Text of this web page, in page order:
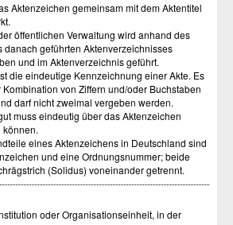
Aktenzeichen gemeinsam mit dem Aktentitel
öffentlichen Verwaltung wird anhand des
danach geführten Aktenverzeichnisses
und im Aktenverzeichnis geführt.
die eindeutige Kennzeichnung einer Akte. Es
von Ziffern und/oder Buchstaben
darf nicht zweimal vergeben werden.
muss eindeutig über das Aktenzeichen
eines Aktenzeichens in Deutschland sind
und eine Ordnungsnummer; beide
(Solidus) voneinander getrennt.
oder Organisationseinheit, in der